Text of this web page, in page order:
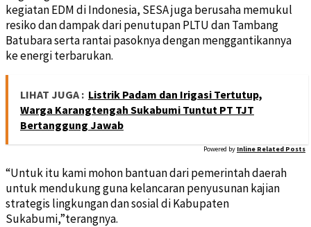
kegiatan EDM di Indonesia, SESA juga berusaha memukul
resiko dan dampak dari penutupan PLTU dan Tambang
Batubara serta rantai pasoknya dengan menggantikannya
ke energi terbarukan.
LIHAT JUGA : Listrik Padam dan Irigasi Tertutup,
Warga Karangtengah Sukabumi Tuntut PT TJT
Bertanggung Jawab
Powered by Inline Related Posts
“Untuk itu kami mohon bantuan dari pemerintah daerah
untuk mendukung guna kelancaran penyusunan kajian
strategis lingkungan dan sosial di Kabupaten
Sukabumi,”terangnya.